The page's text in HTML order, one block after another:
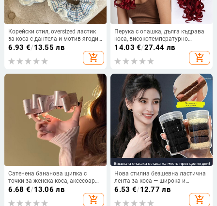
Корейски стил, oversized ластик
за коса с дантела и мотив ягоди,
многослоен дантелен аксесоар
6.93 €/13.55 лв
add_shopping_cart
Перука с опашка, дълга къдрава
коса, високотемпературно
влакно, боядисва се, механизъм
14.03 €/27.44 лв
add_shopping_cart
Сатенена бананова щипка с
точки за женска коса, аксесоар
за прическа
6.68 €/13.06 лв
add_shopping_cart
Нова стилна безшевна ластична
лента за коса — широка и
устойчива, за високи опашки и
6.53 €/12.77 лв
add_shopping_cart